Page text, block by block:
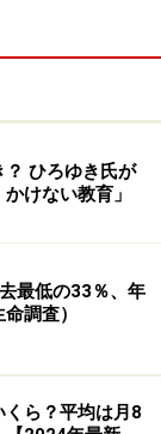
における成績
ひろゆき氏が
けない教育」
最低の33％、年
調査）
ら？平均は月8